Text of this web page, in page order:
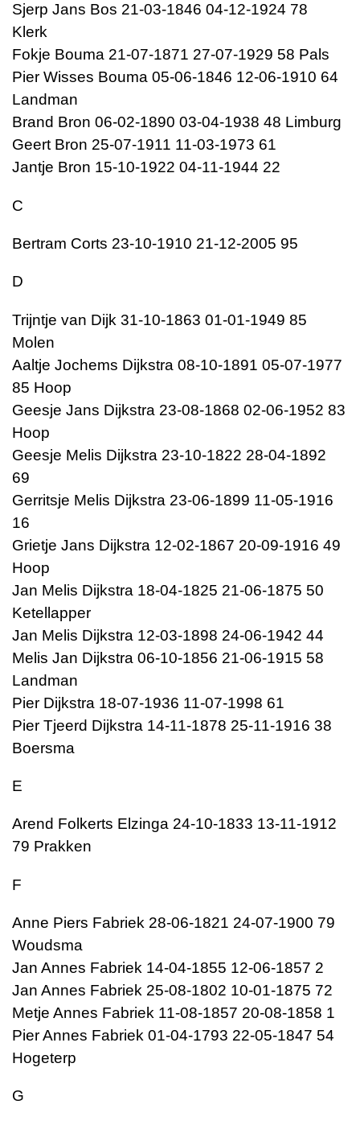
Sjerp Jans Bos 21-03-1846 04-12-1924 78
Klerk
Fokje Bouma 21-07-1871 27-07-1929 58 Pals
Pier Wisses Bouma 05-06-1846 12-06-1910 64
Landman
Brand Bron 06-02-1890 03-04-1938 48 Limburg
Geert Bron 25-07-1911 11-03-1973 61
Jantje Bron 15-10-1922 04-11-1944 22
C
Bertram Corts 23-10-1910 21-12-2005 95
D
Trijntje van Dijk 31-10-1863 01-01-1949 85
Molen
Aaltje Jochems Dijkstra 08-10-1891 05-07-1977
85 Hoop
Geesje Jans Dijkstra 23-08-1868 02-06-1952 83
Hoop
Geesje Melis Dijkstra 23-10-1822 28-04-1892
69
Gerritsje Melis Dijkstra 23-06-1899 11-05-1916
16
Grietje Jans Dijkstra 12-02-1867 20-09-1916 49
Hoop
Jan Melis Dijkstra 18-04-1825 21-06-1875 50
Ketellapper
Jan Melis Dijkstra 12-03-1898 24-06-1942 44
Melis Jan Dijkstra 06-10-1856 21-06-1915 58
Landman
Pier Dijkstra 18-07-1936 11-07-1998 61
Pier Tjeerd Dijkstra 14-11-1878 25-11-1916 38
Boersma
E
Arend Folkerts Elzinga 24-10-1833 13-11-1912
79 Prakken
F
Anne Piers Fabriek 28-06-1821 24-07-1900 79
Woudsma
Jan Annes Fabriek 14-04-1855 12-06-1857 2
Jan Annes Fabriek 25-08-1802 10-01-1875 72
Metje Annes Fabriek 11-08-1857 20-08-1858 1
Pier Annes Fabriek 01-04-1793 22-05-1847 54
Hogeterp
G